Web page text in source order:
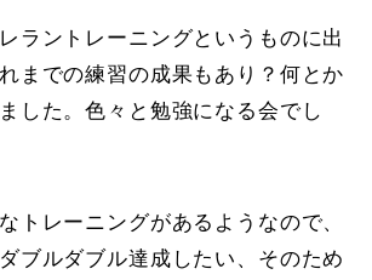
ラントレーニングというものに出
までの練習の成果もあり？何とか
した。色々と勉強になる会でし
トレーニングがあるようなので、
ブルダブル達成したい、そのため